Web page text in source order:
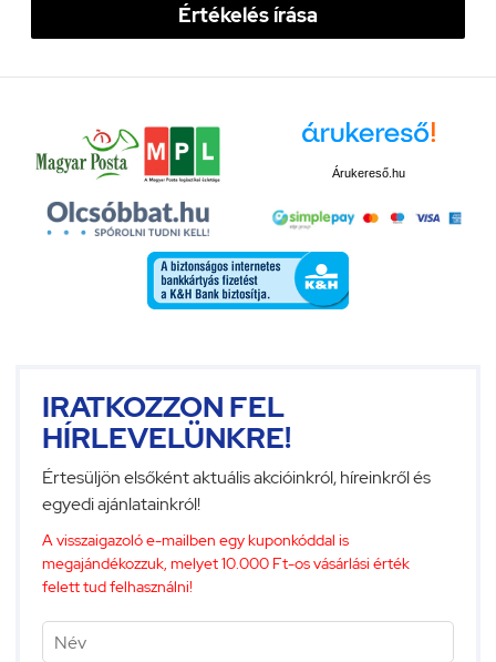
Értékelés írása
Árukereső.hu
IRATKOZZON FEL
HÍRLEVELÜNKRE!
Értesüljön elsőként aktuális akcióinkról, híreinkről és
egyedi ajánlatainkról!
A visszaigazoló e-mailben egy kuponkóddal is
megajándékozzuk, melyet 10.000 Ft-os vásárlási érték
felett tud felhasználni!